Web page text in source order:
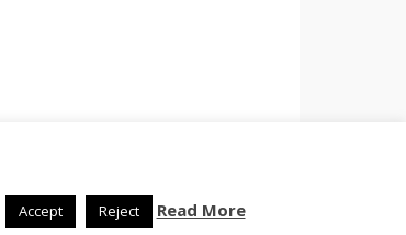
Accept Reject Read More